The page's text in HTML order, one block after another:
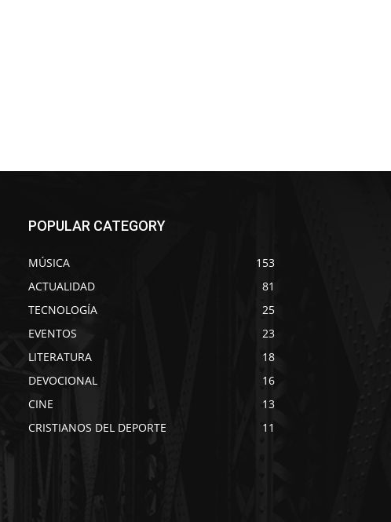
POPULAR CATEGORY
MÚSICA
153
ACTUALIDAD
81
TECNOLOGÍA
25
EVENTOS
23
LITERATURA
18
DEVOCIONAL
16
CINE
13
CRISTIANOS DEL DEPORTE
11